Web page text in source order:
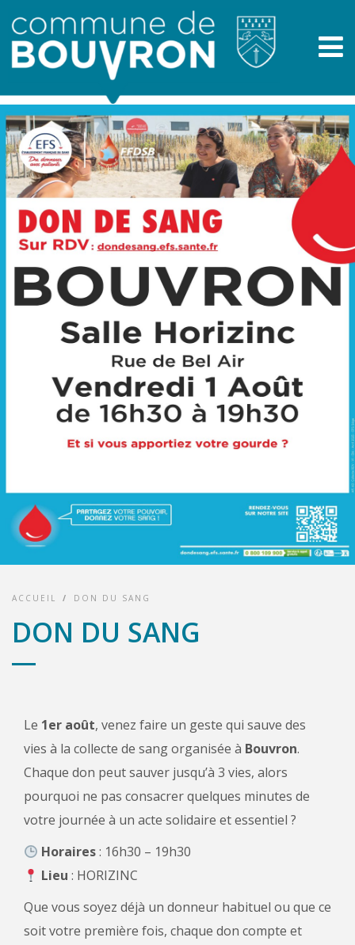
ACCUEIL / DON DU SANG
DON DU SANG
Le 1er août, venez faire un geste qui sauve des
vies à la collecte de sang organisée à Bouvron.
Chaque don peut sauver jusqu’à 3 vies, alors
pourquoi ne pas consacrer quelques minutes de
votre journée à un acte solidaire et essentiel ?
Horaires: 16h30 – 19h30
Lieu : HORIZINC
Que vous soyez déjà un donneur habituel ou que ce
soit votre première fois, chaque don compte et